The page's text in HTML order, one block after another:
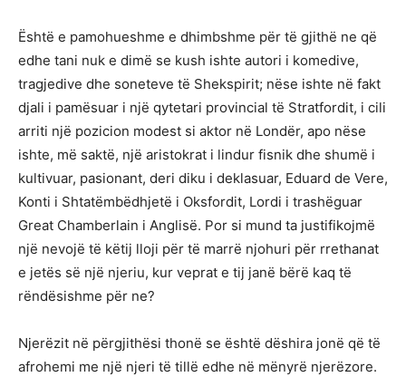
Është e pamohueshme e dhimbshme për të gjithë ne që
edhe tani nuk e dimë se kush ishte autori i komedive,
tragjedive dhe soneteve të Shekspirit; nëse ishte në fakt
djali i pamësuar i një qytetari provincial të Stratfordit, i cili
arriti një pozicion modest si aktor në Londër, apo nëse
ishte, më saktë, një aristokrat i lindur fisnik dhe shumë i
kultivuar, pasionant, deri diku i deklasuar, Eduard de Vere,
Konti i Shtatëmbëdhjetë i Oksfordit, Lordi i trashëguar
Great Chamberlain i Anglisë. Por si mund ta justifikojmë
një nevojë të këtij lloji për të marrë njohuri për rrethanat
e jetës së një njeriu, kur veprat e tij janë bërë kaq të
rëndësishme për ne?
Njerëzit në përgjithësi thonë se është dëshira jonë që të
afrohemi me një njeri të tillë edhe në mënyrë njerëzore.